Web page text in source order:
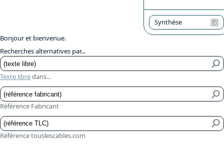
Synthèse
Bonjour et bienvenue.
Recherches alternatives par...
Texte libredans...
Référence Fabricant
Référence touslescables.com